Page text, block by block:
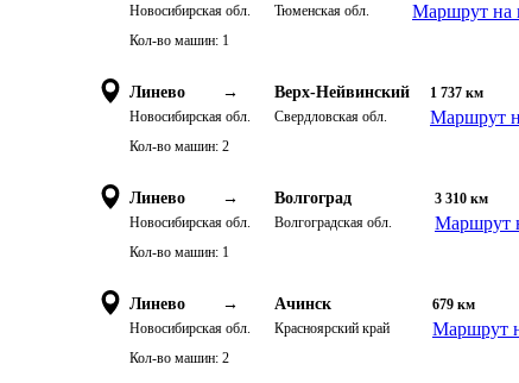
Новосибирская обл. Тюменская обл. Маршрут на
Кол-во машин: 1
Линево →
Новосибирская обл.
Верх-Нейвинский
Свердловская обл.
1 737 км
Маршрут
Кол-во машин: 2
Линево →
Новосибирская обл.
Волгоград
Волгоградская обл.
3 310 км
Маршрут
Кол-во машин: 1
Линево →
Новосибирская обл.
Ачинск
Красноярский край
679 км
Маршрут
Кол-во машин: 2